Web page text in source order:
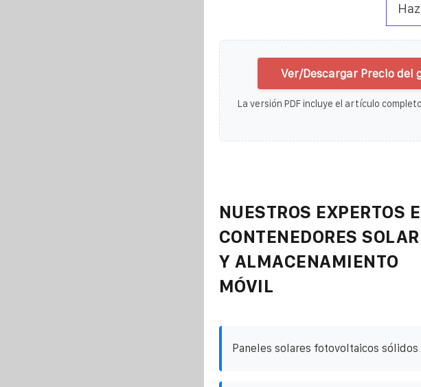
Ver/Descargar Precio del
La versión PDF incluye el artículo
NUESTROS EXPERTOS
CONTENEDORES
Y ALMACENAMIENTO
MÓVIL
Paneles solares fotovoltaicos sólidos